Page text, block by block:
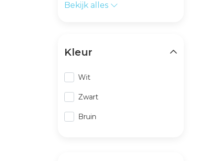
Bekijk alles
Kleur
Wit
Zwart
Bruin